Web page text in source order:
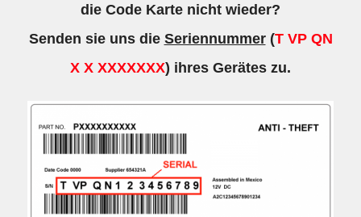
die Code Karte nicht wieder?
Senden sie uns die Seriennummer(T VP QN
X X XXXXXXX) ihres Gerätes zu.